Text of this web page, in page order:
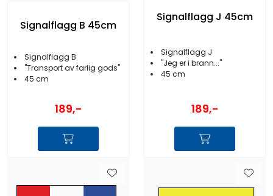
Signalflagg B 45cm
Signalflagg B
''Transport av farlig gods''
45 cm
189,-
Signalflagg J 45cm
Signalflagg J
''Jeg er i brann...''
45 cm
189,-